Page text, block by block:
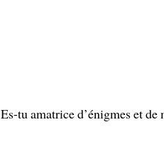
Es-tu amatrice d’énigmes et de